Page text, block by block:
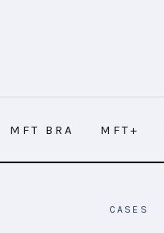
MFT BRA MFT+
CASES